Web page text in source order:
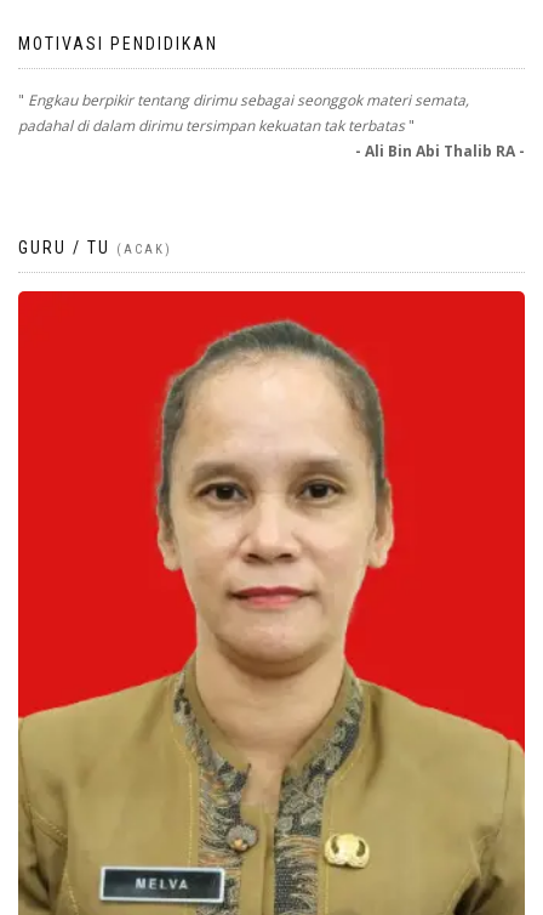
MOTIVASI PENDIDIKAN
" Engkau berpikir tentang dirimu sebagai seonggok materi semata,
padahal di dalam dirimu tersimpan kekuatan tak terbatas"
- Ali Bin Abi Thalib RA -
GURU / TU (ACAK)